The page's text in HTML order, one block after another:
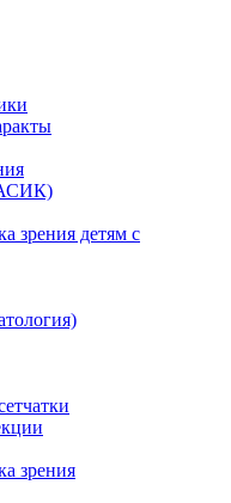
зрения детям c
зрения